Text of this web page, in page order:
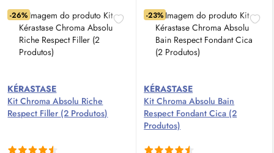
-26%
KÉRASTASE
Kit Chroma Absolu Riche
Respect Filler (2 Produtos)
-23%
KÉRASTASE
Kit Chroma Absolu Bain
Respect Fondant Cica (2
Produtos)